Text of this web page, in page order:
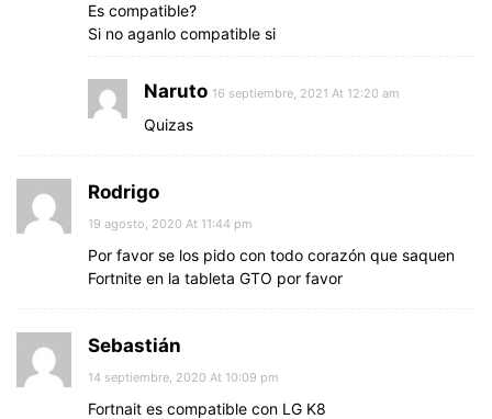
Es compatible?
Si no aganlo compatible si
Naruto 16 septiembre, 2021 At 12:20 am
Quizas
Rodrigo
19 agosto, 2020 At 11:44 pm
Por favor se los pido con todo corazón que saquen
Fortnite en la tableta GTO por favor
Sebastián
14 septiembre, 2020 At 10:09 pm
Fortnait es compatible con LG K8